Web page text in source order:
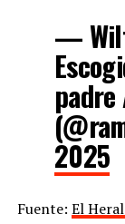
—
padre
2025
Fuente: El